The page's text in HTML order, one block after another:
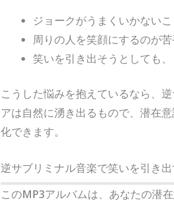
ジョークがうまくいかない
周りの人を笑顔にするのが
笑いを引き出そうとしても
こうした悩みを抱えているなら、
アは自然に湧き出るもので、潜在
化できます。
逆サブリミナル音楽で笑いを引き
このMP3アルバムは、あなたの潜